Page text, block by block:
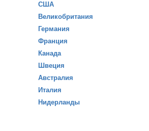
США
Великобритания
Германия
Франция
Канада
Швеция
Австралия
Италия
Нидерланды